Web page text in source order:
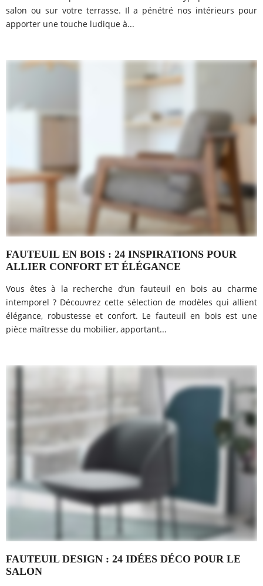
salon ou sur votre terrasse. Il a pénétré nos intérieurs pour
apporter une touche ludique à...
FAUTEUIL EN BOIS : 24 INSPIRATIONS POUR
ALLIER CONFORT ET ÉLÉGANCE
Vous êtes à la recherche d’un fauteuil en bois au charme
intemporel ? Découvrez cette sélection de modèles qui allient
élégance, robustesse et confort. Le fauteuil en bois est une
pièce maîtresse du mobilier, apportant...
FAUTEUIL DESIGN : 24 IDÉES DÉCO POUR LE
SALON